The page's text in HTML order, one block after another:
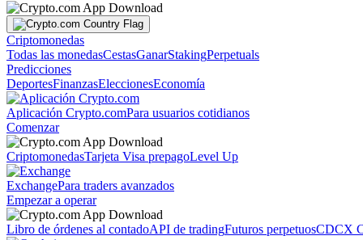
Criptomonedas
Todas las monedasCestasGanarStakingPerpetuals
Predicciones
DeportesFinanzasEleccionesEconomía
Aplicación Crypto.comPara usuarios cotidianos
Comenzar
CriptomonedasTarjeta Visa prepagoLevel Up
ExchangePara traders avanzados
Empezar a operar
Libro de órdenes al contadoAPI de tradingFuturos perpetuosCDCX